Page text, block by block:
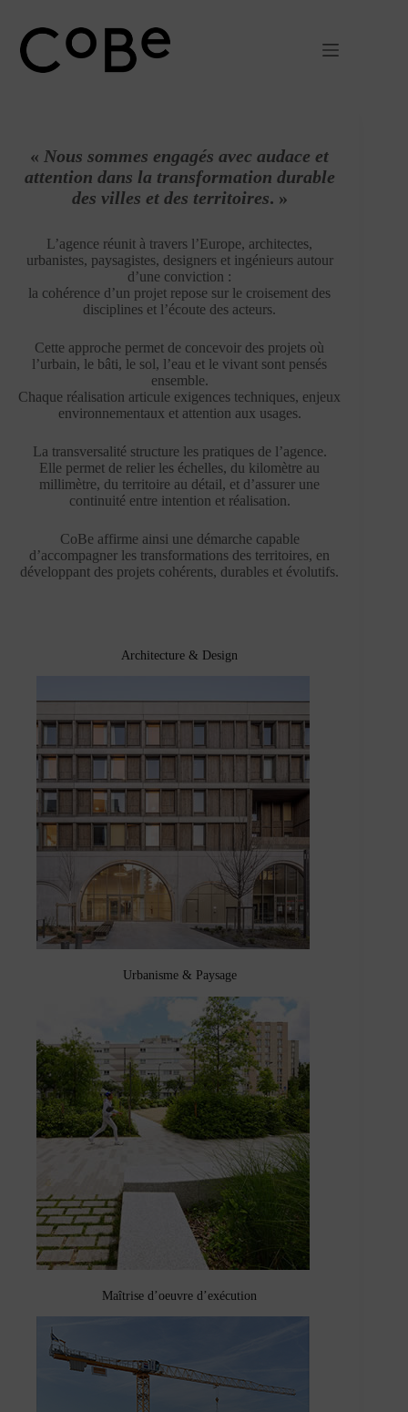
contenu
« Nous sommes engagés avec audace et
attention dans la transformation durable
des villes et des territoires. »
L’agence réunit à travers l’Europe, architectes,
urbanistes, paysagistes, designers et ingénieurs autour
d’une conviction :
la cohérence d’un projet repose sur le croisement des
disciplines et l’écoute des acteurs.
Cette approche permet de concevoir des projets où
l’urbain, le bâti, le sol, l’eau et le vivant sont pensés
ensemble.
Chaque réalisation articule exigences techniques, enjeux
environnementaux et attention aux usages.
La transversalité structure les pratiques de l’agence.
Elle permet de relier les échelles, du kilomètre au
millimètre, du territoire au détail, et d’assurer une
continuité entre intention et réalisation.
CoBe affirme ainsi une démarche capable
d’accompagner les transformations des territoires, en
développant des projets cohérents, durables et évolutifs.
Architecture & Design
Urbanisme & Paysage
Maîtrise d’oeuvre d’exécution